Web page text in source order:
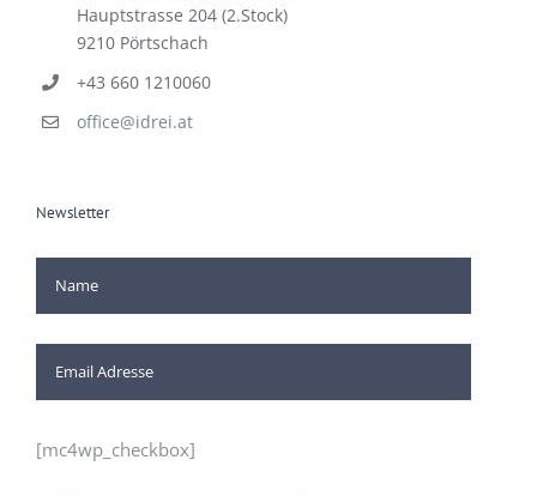
I3 Vereinslokal im see:PORT
Hauptstrasse 204 (2.Stock)
9210 Pörtschach
+43 660 1210060